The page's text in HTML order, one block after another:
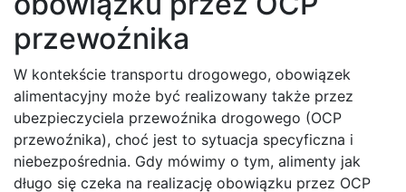
przewoźnika
W kontekście transportu drogowego, obowiązek
alimentacyjny może być realizowany także przez
ubezpieczyciela przewoźnika drogowego (OCP
przewoźnika), choć jest to sytuacja specyficzna i
niebezpośrednia. Gdy mówimy o tym, alimenty jak
długo się czeka na realizację obowiązku przez OCP